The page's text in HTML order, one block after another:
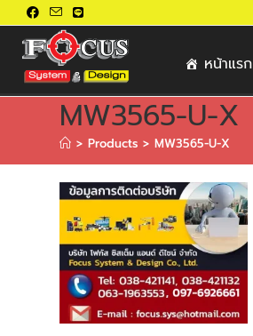
หน้าแรก
MW3565-U-X
> Products > MW3565-U-X